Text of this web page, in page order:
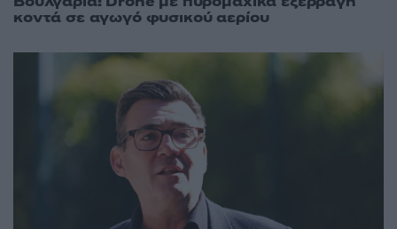
κοντά σε αγωγό φυσικού αερίου